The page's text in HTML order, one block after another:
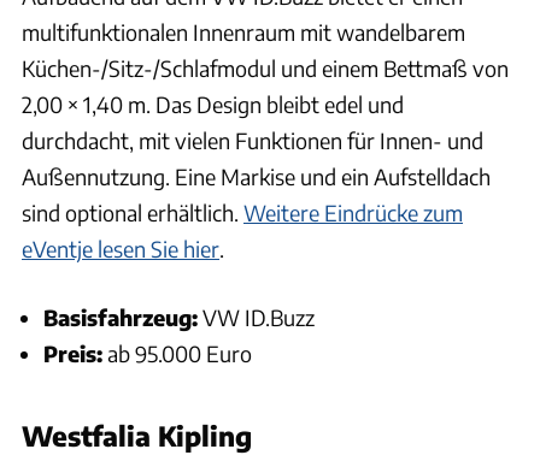
multifunktionalen Innenraum mit wandelbarem
Küchen-/Sitz-/Schlafmodul und einem Bettmaß von
2,00 × 1,40 m. Das Design bleibt edel und
durchdacht, mit vielen Funktionen für Innen- und
Außennutzung. Eine Markise und ein Aufstelldach
sind optional erhältlich. Weitere Eindrücke zum
eVentje lesen Sie hier.
Basisfahrzeug:VW ID.Buzz
Preis:ab 95.000 Euro
Westfalia Kipling